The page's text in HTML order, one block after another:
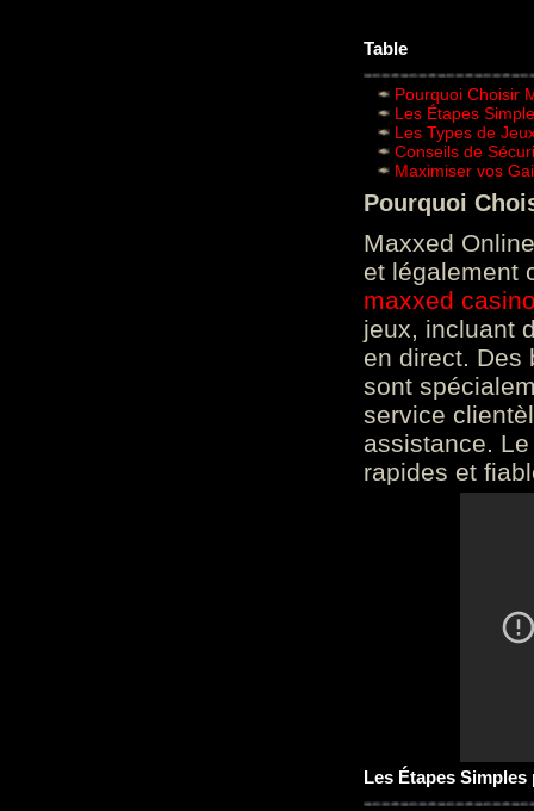
Table
Pourquoi Choisir
Les Étapes
Les Types de
Conseils de
Maximiser vos
Pourquoi
Maxxed
et légalement
maxxed
jeux, incluant
en direct. Des
sont
service
assistance.
rapides et
Les Étapes